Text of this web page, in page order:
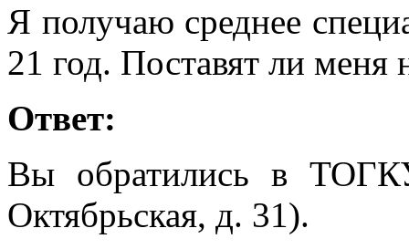
Я получаю среднее
21 год. Поставят ли меня
Ответ:
Вы обратились в
Октябрьская, д. 31).